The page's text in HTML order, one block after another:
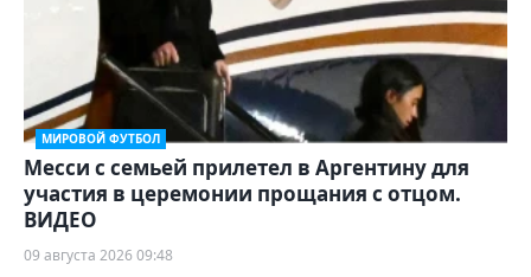
МИРОВОЙ ФУТБОЛ
Месси с семьей прилетел в Аргентину для
участия в церемонии прощания с отцом.
ВИДЕО
09 августа 2026 09:48